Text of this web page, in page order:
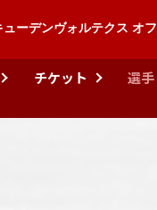
ューデンヴォルテクス オ
チケット 選